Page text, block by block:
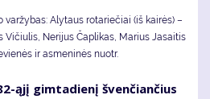
varžybas: Alytaus rotariečiai (iš kairės) –
Vičiulis, Nerijus Čaplikas, Marius Jasaitis
ir as­me­ni­nės nuotr.
ąjį gim­ta­die­nį šven­čian­čius